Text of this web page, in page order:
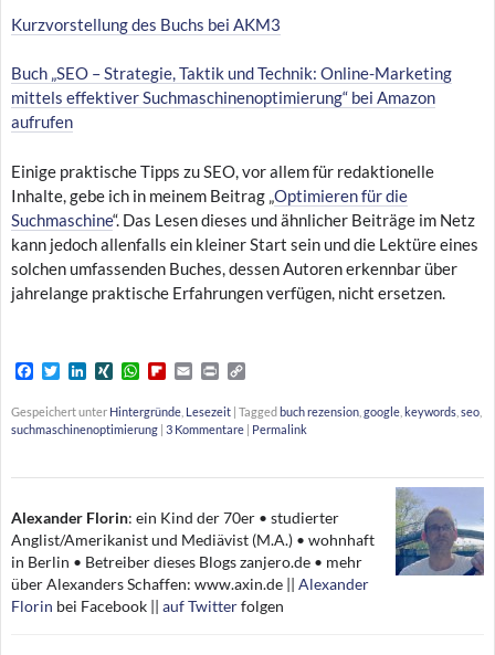
Kurzvorstellung des Buchs bei AKM3
Buch „SEO – Strategie, Taktik und Technik: Online-Marketing
mittels effektiver Suchmaschinenoptimierung“ bei Amazon
aufrufen
Einige praktische Tipps zu SEO, vor allem für redaktionelle
Inhalte, gebe ich in meinem Beitrag „Optimieren für die
Suchmaschine“. Das Lesen dieses und ähnlicher Beiträge im Netz
kann jedoch allenfalls ein kleiner Start sein und die Lektüre eines
solchen umfassenden Buches, dessen Autoren erkennbar über
jahrelange praktische Erfahrungen verfügen, nicht ersetzen.
F
c
e
b
o
T
i
t
t
r
n
k
e
I
X
N
G
W
a
t
s
p
F
i
p
b
a
d
E
a
i
l
P
i
n
t
p
y
L
n
Gespeichert unter Hintergründe Lesezeit Tagged buch rezension google keywords seo
suchmaschinenoptimierung 3 Kommentare Permalink
Alexander Florin: ein Kind der 70er • studierter
Anglist/Amerikanist und Mediävist (M.A.) • wohnhaft
in Berlin • Betreiber dieses Blogs zanjero.de • mehr
über Alexanders Schaffen: www.axin.de || Alexander
Florin bei Facebook || auf Twitterfolgen